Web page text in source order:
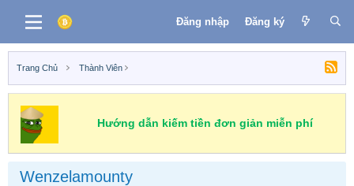
Đăng nhập Đăng ký
Trang Chủ Thành Viên
Hướng dẫn kiếm tiền đơn giản miễn phí
Wenzelamounty